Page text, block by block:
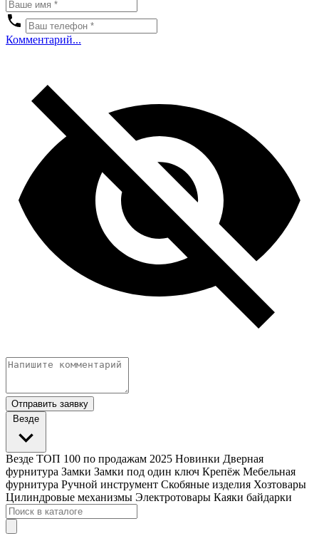
Комментарий...
Отправить заявку
Везде
Везде ТОП 100 по продажам 2025 Новинки Дверная
фурнитура Замки Замки под один ключ Крепёж Мебельная
фурнитура Ручной инструмент Скобяные изделия Хозтовары
Цилиндровые механизмы Электротовары Каяки байдарки